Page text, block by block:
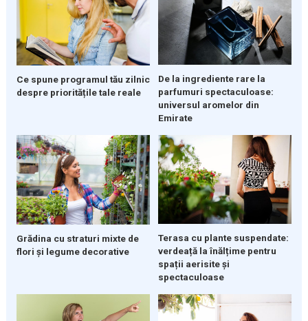
Ce spune programul tău zilnic
despre prioritățile tale reale
De la ingrediente rare la
parfumuri spectaculoase:
universul aromelor din
Emirate
Grădina cu straturi mixte de
flori și legume decorative
Terasa cu plante suspendate:
verdeață la înălțime pentru
spații aerisite și
spectaculoase